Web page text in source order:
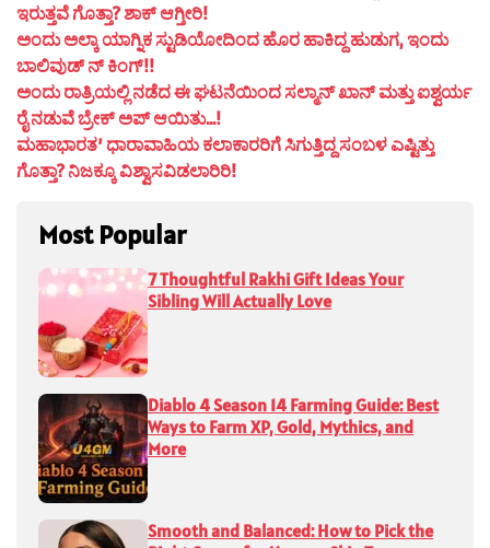
ಇರುತ್ತವೆ ಗೊತ್ತಾ? ಶಾಕ್ ಆಗ್ತೀರಿ!
ಅಂದು ಅಲ್ಕಾ ಯಾಗ್ನಿಕ ಸ್ಟುಡಿಯೋದಿಂದ ಹೊರ ಹಾಕಿದ್ದ ಹುಡುಗ, ಇಂದು
ಬಾಲಿವುಡ್ ನ್ ಕಿಂಗ್!!
ಅಂದು ರಾತ್ರಿಯಲ್ಲಿ ನಡೆದ ಈ ಘಟನೆಯಿಂದ ಸಲ್ಮಾನ್ ಖಾನ್ ಮತ್ತು ಐಶ್ವರ್ಯ
ರೈ ನಡುವೆ ಬ್ರೇಕ್ ಅಪ್ ಆಯಿತು…!
ಮಹಾಭಾರತ’ ಧಾರಾವಾಹಿಯ ಕಲಾಕಾರರಿಗೆ ಸಿಗುತ್ತಿದ್ದ ಸಂಬಳ ಎಷ್ಟಿತ್ತು
ಗೊತ್ತಾ? ನಿಜಕ್ಕೂ ವಿಶ್ವಾಸವಿಡಲಾರಿರಿ!
Most Popular
7 Thoughtful Rakhi Gift Ideas Your
Sibling Will Actually Love
Diablo 4 Season 14 Farming Guide: Best
Ways to Farm XP, Gold, Mythics, and
More
Smooth and Balanced: How to Pick the